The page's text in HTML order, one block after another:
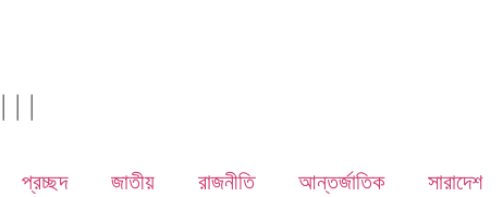
প্রচ্ছদ জাতীয় রাজনীতি আন্তর্জাতিক সারাদেশ